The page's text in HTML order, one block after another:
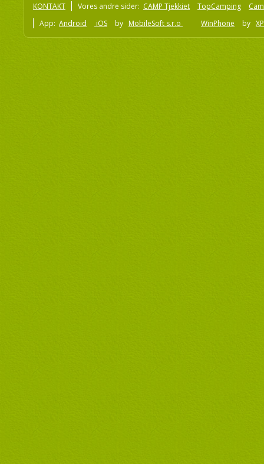
KONTAKT Vores andre sider: CAMP Tjekkiet TopCamping
App: Android iOS by MobileSoft s.r.o WinPhone by